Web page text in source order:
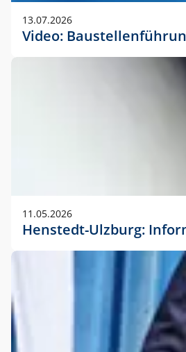
13.07.2026
Video:
11.05.2026
Henstedt-Ulzburg: